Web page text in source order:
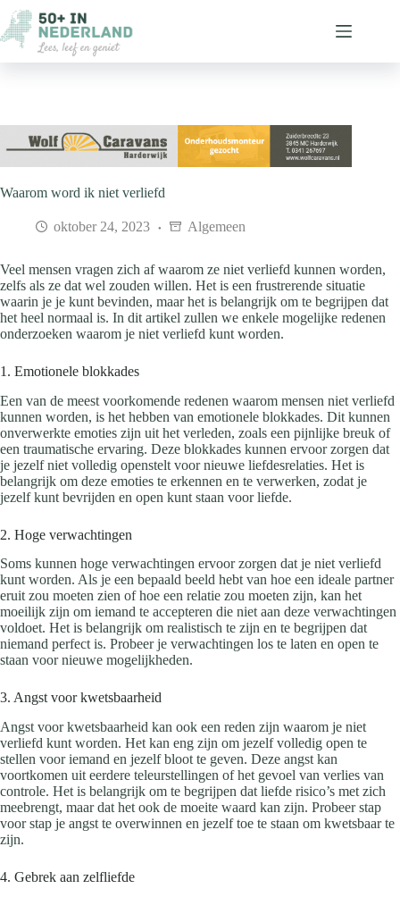
naar
de
inhoud
Waarom word ik niet verliefd
oktober 24, 2023 Algemeen
Veel mensen vragen zich af waarom ze niet verliefd kunnen worden,
zelfs als ze dat wel zouden willen. Het is een frustrerende situatie
waarin je je kunt bevinden, maar het is belangrijk om te begrijpen dat
het heel normaal is. In dit artikel zullen we enkele mogelijke redenen
onderzoeken waarom je niet verliefd kunt worden.
1. Emotionele blokkades
Een van de meest voorkomende redenen waarom mensen niet verliefd
kunnen worden, is het hebben van emotionele blokkades. Dit kunnen
onverwerkte emoties zijn uit het verleden, zoals een pijnlijke breuk of
een traumatische ervaring. Deze blokkades kunnen ervoor zorgen dat
je jezelf niet volledig openstelt voor nieuwe liefdesrelaties. Het is
belangrijk om deze emoties te erkennen en te verwerken, zodat je
jezelf kunt bevrijden en open kunt staan voor liefde.
2. Hoge verwachtingen
Soms kunnen hoge verwachtingen ervoor zorgen dat je niet verliefd
kunt worden. Als je een bepaald beeld hebt van hoe een ideale partner
eruit zou moeten zien of hoe een relatie zou moeten zijn, kan het
moeilijk zijn om iemand te accepteren die niet aan deze verwachtingen
voldoet. Het is belangrijk om realistisch te zijn en te begrijpen dat
niemand perfect is. Probeer je verwachtingen los te laten en open te
staan voor nieuwe mogelijkheden.
3. Angst voor kwetsbaarheid
Angst voor kwetsbaarheid kan ook een reden zijn waarom je niet
verliefd kunt worden. Het kan eng zijn om jezelf volledig open te
stellen voor iemand en jezelf bloot te geven. Deze angst kan
voortkomen uit eerdere teleurstellingen of het gevoel van verlies van
controle. Het is belangrijk om te begrijpen dat liefde risico’s met zich
meebrengt, maar dat het ook de moeite waard kan zijn. Probeer stap
voor stap je angst te overwinnen en jezelf toe te staan ​​om kwetsbaar te
zijn.
4. Gebrek aan zelfliefde